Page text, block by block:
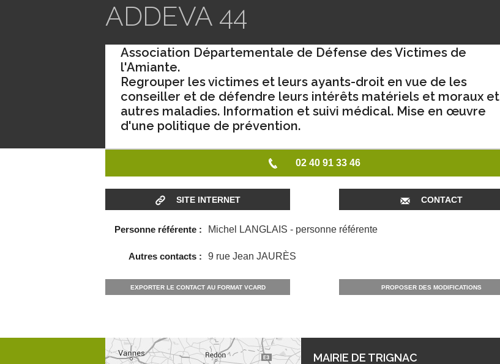
ADDEVA 44
Association Départementale de Défense des Victimes de
l'Amiante.
Regrouper les victimes et leurs ayants-droit en vue de les
conseiller et de défendre leurs intérêts matériels et moraux et
autres maladies. Information et suivi médical. Mise en œuvre
d'une politique de prévention.
02 40 91 33 46
SITE INTERNET CONTACT
Personne référente : Michel LANGLAIS - personne référente
Autres contacts : 9 rue Jean JAURÈS
EXPORTER LE CONTACT AU FORMAT VCARD PROPOSER DES MODIFICATIONS
MAIRIE DE TRIGNAC